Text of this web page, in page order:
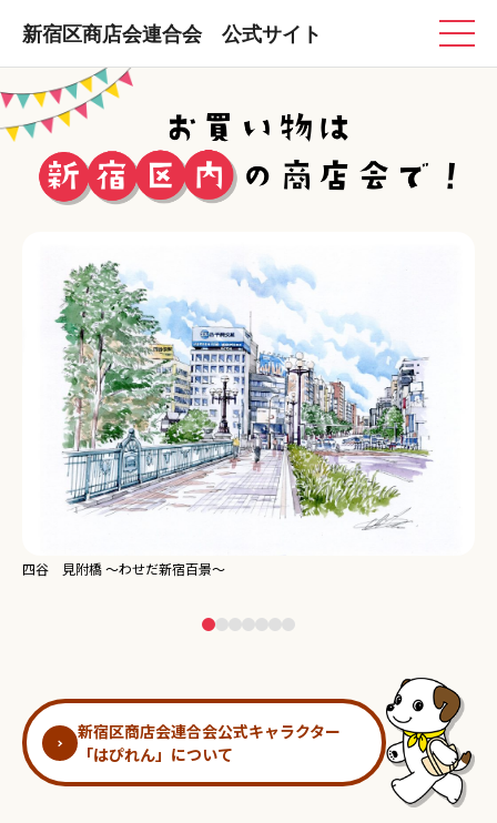
新宿区商店会連合会 公式サイト
新宿区商店会連合会公式キャラクター
「はぴれん」について